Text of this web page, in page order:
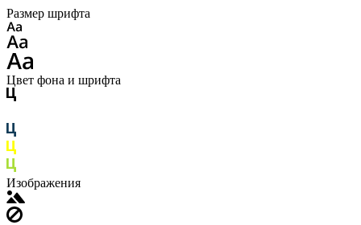
Размер шрифта
Цвет фона и шрифта
Изображения